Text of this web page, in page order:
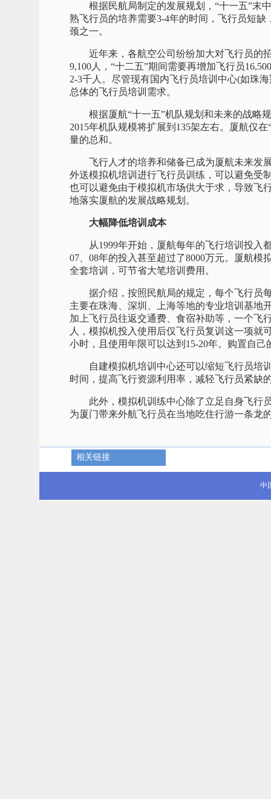
根据民航局制定的发展规划，“十一五”末中
熟飞行员的培养需要3-4年的时间，飞行员短
颈之一。
近年来，各航空公司纷纷加大对飞行员的招
9,100人，“十二五”期间需要再增加飞行员
2-3千人。尽管现有国内飞行员培训中心(如珠
总体的飞行员培训需求。
根据厦航“十一五”机队规划和未来的战略规
2015年机队规模将扩展到135架左右。厦航仅
量的总和。
飞行人才的培养和储备已成为厦航未来发展
外送模拟机培训进行飞行员训练，可以避免受
也可以避免由于模拟机市场供大于求，导致飞
地落实厦航的发展战略规划。
大幅降低培训成本
从1999年开始，厦航每年的飞行培训投入
07、08年的投入甚至超过了8000万元。厦航
全套培训，可节省大笔培训费用。
据介绍，按照民航局的规定，每个飞行员每
主要在珠海、深圳、上海等地的专业培训基地
加上飞行员往返交通费、食宿补助等，一个飞
人，模拟机投入使用后仅飞行员复训这一项就
小时，且使用年限可以达到15-20年。购置自
自建模拟机培训中心还可以缩短飞行员培训
时间，提高飞行资源利用率，减轻飞行员紧缺
此外，模拟机训练中心除了立足自身飞行员
为厦门带来外航飞行员在当地吃住行游一条龙
相关链接
中